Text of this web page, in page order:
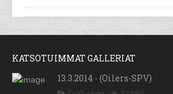
KATSOTUIMMAT GALLERIAT
13.3.2014 - (Oilers-SPV)